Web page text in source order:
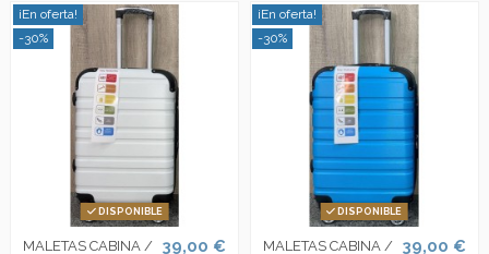
¡En oferta!
-30%
DISPONIBLE
MALETAS CABINA / 39,00 €
¡En oferta!
-30%
DISPONIBLE
MALETAS CABINA /
39,00 €